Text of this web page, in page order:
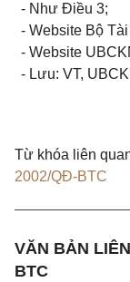
- Như Điều 3;
- Website Bộ
- Website
- Lưu: VT,
Từ khóa liên
2002/QĐ-BTC
VĂN BẢN
BTC